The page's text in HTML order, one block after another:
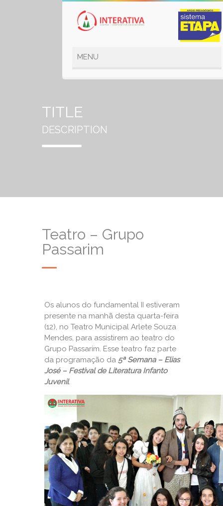
TITLE
DESCRIPTION
Teatro – Grupo
Passarim
Os alunos do fundamental II estiveram
presente na manhã desta quarta-feira
(12), no Teatro Municipal Arlete Souza
Mendes, para assistirem ao teatro do
Grupo Passarim. Esse teatro faz parte
da programação da 5ª Semana – Elias
José – Festival de Literatura Infanto
Juvenil.